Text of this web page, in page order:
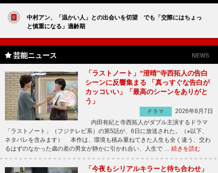
中村アン、「温かい人」との出会いを切望 でも「交際にはちょっ
と慎重になる」適齢期
芸能ニュース NEWS
「ラストノート」“澄晴”寺西拓人の告白
シーンに反響集まる 「真っすぐな告白が
カッコいい」「最高のシーンをありがと
う」
ドラマ
2026年8月7日
内田有紀と寺西拓人がダブル主演するドラマ
「ラストノート」（フジテレビ系）の第5話が、6日に放送された。（※以下、
ネタバレを含みます） 本作は、環境も積み重ねてきた人生も全く違う、交わ
るはずのなかった歳の差の男女が静かに引かれ合い、人生で … 続きを読む
「今夜もシリアルキラーと待ち合わせ」